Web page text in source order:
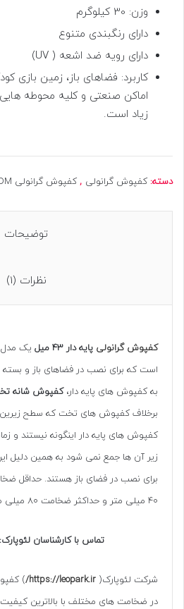
وزن: 30 کیلوگرم
دارای رنگبندی متنوع
دارای رویه ضد اشعه ( UV)
کاربرد: فضاهای باز، زمین بازی
اماکن صنعتی و کلیه محوطه
زیاد است.
دسته: کفپوش گرانولی , کفپوش گرانولی EPDM
توضیحات
نظرات (1)
کفپوش گرانولی پایه دار 43 میل
یک مدل
است که برای نصب در فضاهای باز و بسته
به کفپوش های پایه دار،کفپوش شانه
برخلاف کفپوش های تخت که سطح
کفپوش های پایه دار اینگونه نیستند و
زیر آن ها جمع نمی شود به همین دلیل
برای نصب در فضای باز هستند. حداقل
40 میلی متر و حداکثر ضخامت 80 میلی متر است.
تماس با کارشناسان لئوپارک: 09121640629
شرکت لئوپارک( https://leopark.ir/
)
در ضخامت های مختلف با بالاترین